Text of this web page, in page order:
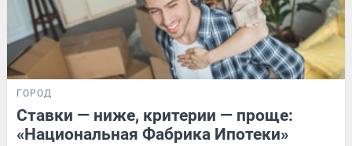
ГОРОД
Ставки — ниже, критерии — проще:
«Национальная Фабрика Ипотеки»